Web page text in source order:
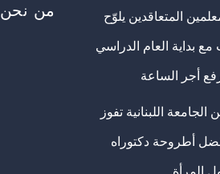
المتعاقدين يلوّح
مع بداية العام الدراسي
أجر الساعة
اللبنانية تفوز
أطروحة دكتوراه
من نحن